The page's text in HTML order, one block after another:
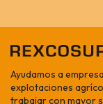
Ayudamos a
explotaciones
trabajar con mayor